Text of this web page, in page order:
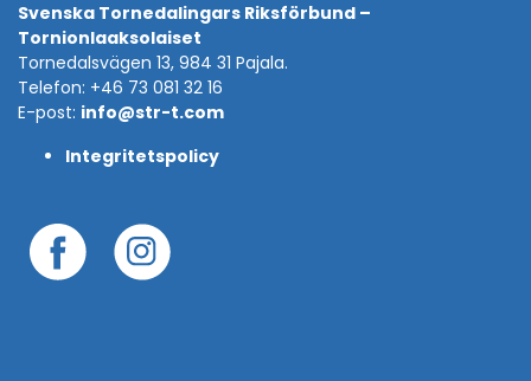
Svenska Tornedalingars Riksförbund –
Tornionlaaksolaiset
Tornedalsvägen 13, 984 31 Pajala.
Telefon: +46 73 081 32 16
E-post: info@str-t.com
Integritetspolicy